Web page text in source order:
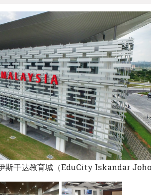
斯干达教育城（EduCity Iskandar